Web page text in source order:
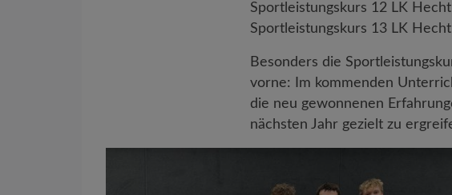
Sportleistungskurs 12 LK
Sportleistungskurs 13 LK
Besonders die
vorne: Im kommenden
die neu gewonnenen
nächsten Jahr gezielt zu